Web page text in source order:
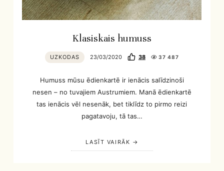
Klasiskais humuss
UZKODAS 23/03/2020 38 37 487
Humuss mūsu ēdienkartē ir ienācis salīdzinoši
nesen – no tuvajiem Austrumiem. Manā ēdienkartē
tas ienācis vēl nesenāk, bet tiklīdz to pirmo reizi
pagatavoju, tā tas…
LASĪT VAIRĀK